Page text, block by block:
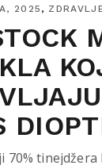
2025
70%